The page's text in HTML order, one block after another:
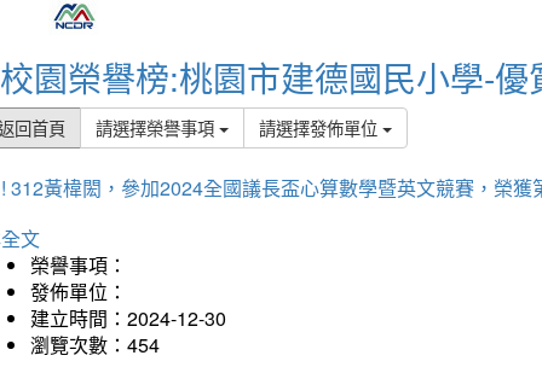
校園榮譽榜:桃園市建德國民小學-優
回首頁 請選擇榮譽事項 請選擇發佈單位
312黃椲閎，參加2024全國議長盃心算數學暨英文競賽，榮獲
文
榮譽事項：
發佈單位：
建立時間：2024-12-30
瀏覽次數：454